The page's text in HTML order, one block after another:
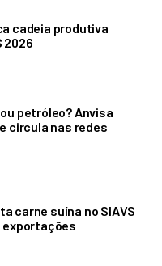
cadeia produtiva
2026
petróleo? Anvisa
circula nas redes
carne suína no SIAVS
exportações